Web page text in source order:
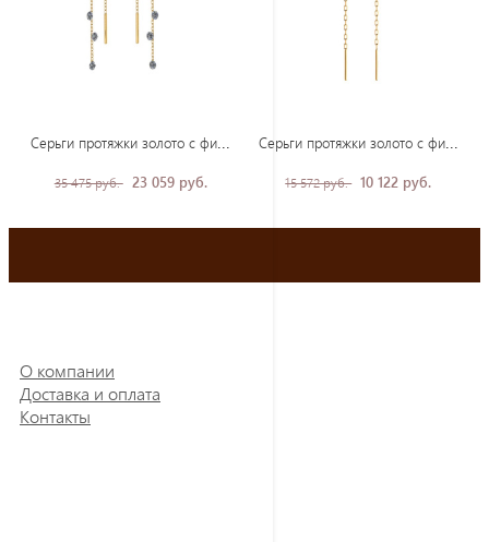
35 475 руб. 23 059 руб.
Серьги протяжки золото с фианитами
15 572 руб. 10 122 руб.
О компании
Доставка и оплата
Контакты